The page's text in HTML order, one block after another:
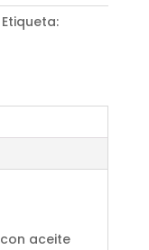
Etiqueta:
con aceite